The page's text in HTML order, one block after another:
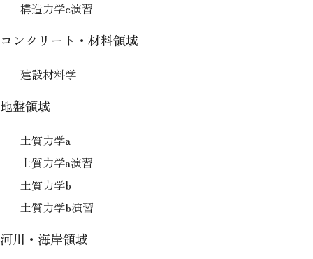
構造力学c演習
コンクリート・材料領域
建設材料学
地盤領域
土質力学a
土質力学a演習
土質力学b
土質力学b演習
河川・海岸領域